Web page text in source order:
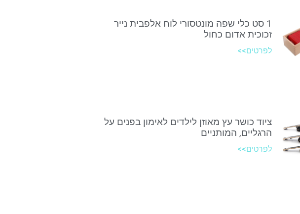
1 סט כלי שפה מונטסורי לוח אלפבית נייר
זכוכית אדום כחול
לפרטים>>
ציוד כושר עץ מאוזן לילדים לאימון בפנים על
הרגליים, המותניים
לפרטים>>